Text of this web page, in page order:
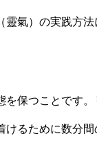
氣）の実践方
保つことです
るために数分間